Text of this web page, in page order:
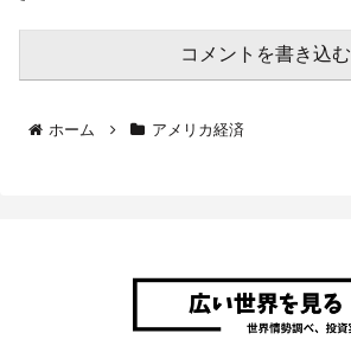
コメントを書き込む
ホーム アメリカ経済